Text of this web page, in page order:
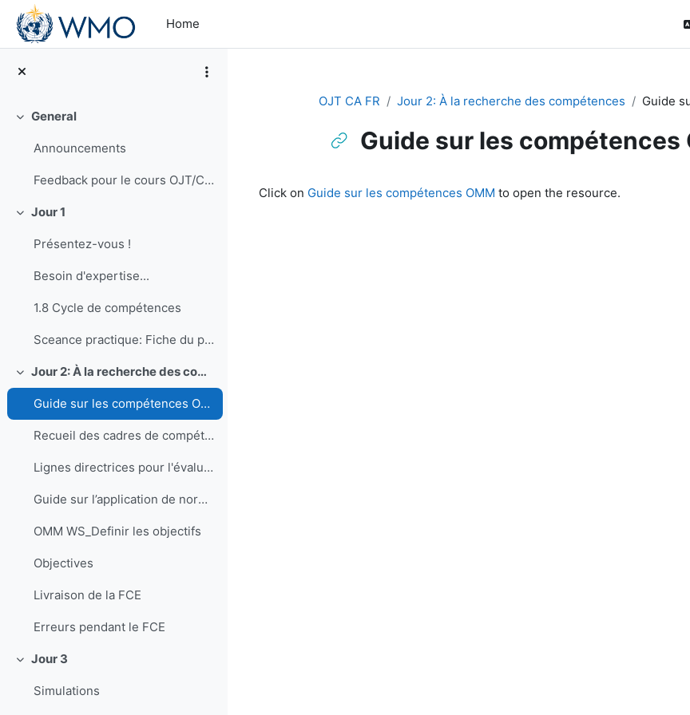
Skip to main content
Home
Collapse
General
Announcements
Feedback pour le cours OJT/CA en RA-I, session française
Collapse
Jour 1
Présentez-vous !
Besoin d'expertise...
1.8 Cycle de compétences
Sceance practique: Fiche du poste pour un Barrista (faire du cafe)
Collapse Jour 2: À la recherche des compétences
Guide sur les compétences OMM
Recueil des cadres de compétences de l'OMM (EN)
Lignes directrices pour l'évaluation des compétences pour la fourniture de services climatologiques (EN)
Guide sur l’application de normes d’enseignement et de formation professionnelle en météorologie et en hydrologie
OMM WS_Definir les objectifs
Objectives
Livraison de la FCE
Erreurs pendant le FCE
Collapse
Jour 3
Simulations
OJT CA FR Jour 2: À la recherche des compétences Guide
Guide sur les compétences
Click on Guide sur les compétences OMM to open the resource.